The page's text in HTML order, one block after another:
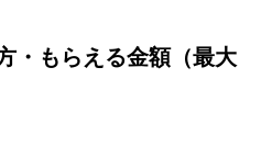
・もらえる金額（最大